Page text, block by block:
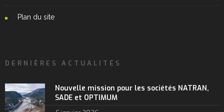
Plan du site
DERNIÈRES ACTUALITÉS
Nouvelle mission pour les sociétés NATRAN,
SADE et OPTIMUM